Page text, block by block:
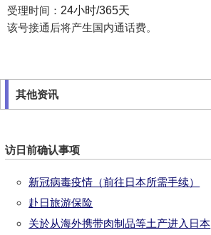
受理时间： 24小时/365天
该号接通后将产生国内通话费。
其他资讯
访日前确认事项
新冠病毒疫情（前往日本所需手续）
赴日旅游保险
关於从海外携带肉制品等土产进入日本